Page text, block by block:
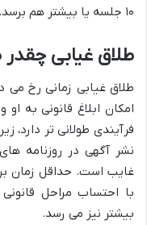
۱۰ جلسه یا بیشتر هم برسد.
طلاق غیابی
طلاق غیابی زمانی رخ می
امکان ابلاغ قانونی به
فرآیندی طولانی تر دارد،
نشر آگهی در روزنامه
بیشتر نیز می رسد.